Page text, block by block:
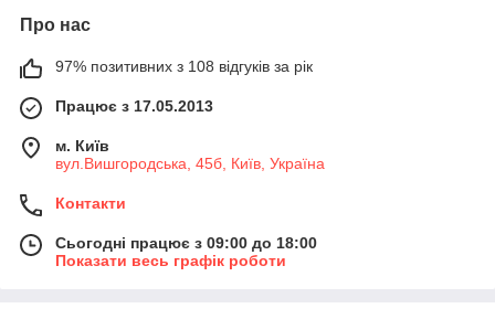
Про нас
97% позитивних з 108 відгуків за рік
Працює з 17.05.2013
м. Київ
вул.Вишгородська, 45б, Київ, Україна
Контакти
Сьогодні працює з 09:00 до 18:00
Показати весь графік роботи